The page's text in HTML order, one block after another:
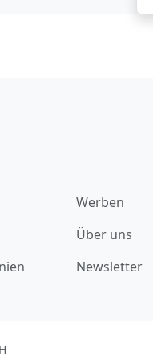
Werben
Über uns
Newsletter